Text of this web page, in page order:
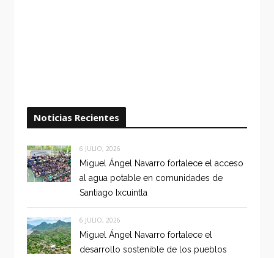
Noticias Recientes
6 JULIO, 2026
Miguel Ángel Navarro fortalece el acceso
al agua potable en comunidades de
Santiago Ixcuintla
6 JULIO, 2026
Miguel Ángel Navarro fortalece el
desarrollo sostenible de los pueblos